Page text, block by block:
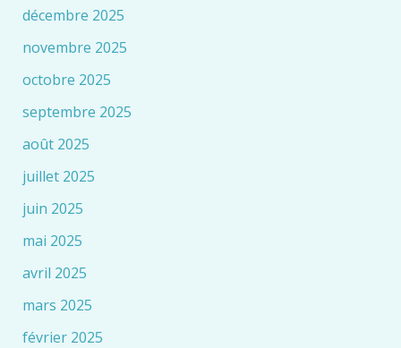
décembre 2025
novembre 2025
octobre 2025
septembre 2025
août 2025
juillet 2025
juin 2025
mai 2025
avril 2025
mars 2025
février 2025